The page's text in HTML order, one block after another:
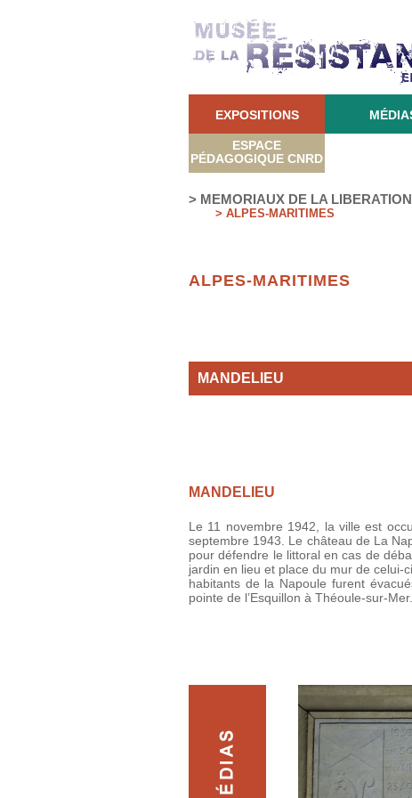
EXPOSITIONS
ESPACE
PÉDAGOGIQUE CNRD
> MEMORIAUX DE LA
> ALPES-MARITIMES
ALPES-MARITIMES
MANDELIEU
MANDELIEU
Le 11 novembre 1942, la ville est
septembre 1943. Le château de La
pour défendre le littoral en cas de
jardin en lieu et place du mur de celui-
habitants de la Napoule furent
pointe de l’Esquillon à Théoule-sur-